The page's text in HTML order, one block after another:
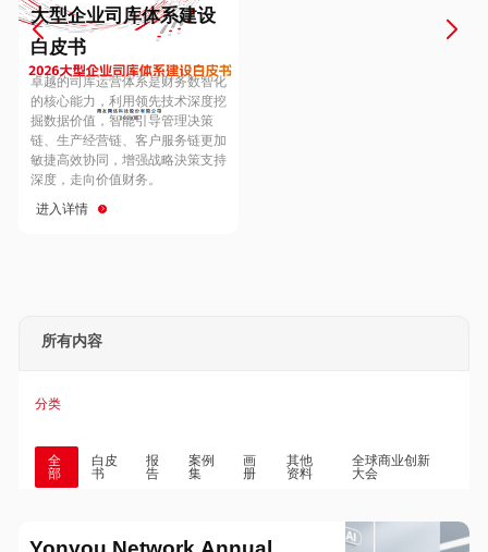
Hungary
Hong Kong
大型企业司库体系建设
白皮书
卓越的司库运营体系是财务数智化
的核心能力，利用领先技术深度挖
掘数据价值，智能引导管理决策
链、生产经营链、客户服务链更加
敏捷高效协同，增强战略決策支持
深度，走向价值财务。
进入详情
所有内容
分类
全
部
白皮
书
报
告
案例
集
画
册
其他
资料
全球商业创新
大会